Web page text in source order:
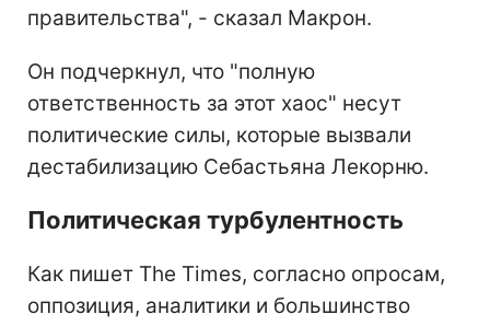
правительства", - сказал Макрон.
Он подчеркнул, что "полную
ответственность за этот хаос" несут
политические силы, которые вызвали
дестабилизацию Себастьяна Лекорню.
Политическая турбулентность
Как пишет The Times, согласно опросам,
оппозиция, аналитики и большинство